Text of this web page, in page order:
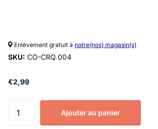
Enlèvement gratuit à notre(nos) magasin(s)
SKU: CO-CRQ 004
€2,99
Ajouter au panier